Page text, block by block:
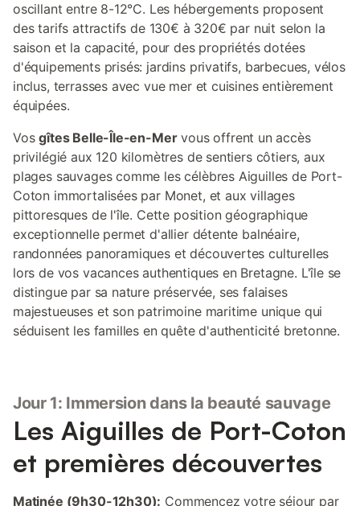
oscillant entre 8-12°C. Les hébergements proposent
des tarifs attractifs de 130€ à 320€ par nuit selon la
saison et la capacité, pour des propriétés dotées
d'équipements prisés: jardins privatifs, barbecues, vélos
inclus, terrasses avec vue mer et cuisines entièrement
équipées.
Vosgîtes Belle-Île-en-Mervous offrent un accès
privilégié aux 120 kilomètres de sentiers côtiers, aux
plages sauvages comme les célèbres Aiguilles de Port-
Coton immortalisées par Monet, et aux villages
pittoresques de l'île. Cette position géographique
exceptionnelle permet d'allier détente balnéaire,
randonnées panoramiques et découvertes culturelles
lors de vos vacances authentiques en Bretagne. L'île se
distingue par sa nature préservée, ses falaises
majestueuses et son patrimoine maritime unique qui
séduisent les familles en quête d'authenticité bretonne.
Jour 1: Immersion dans la beauté sauvage
Les Aiguilles de Port-Coton
et premières découvertes
Matinée (9h30-12h30): Commencez votre séjour par